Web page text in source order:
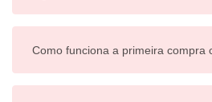
Como funciona a primeira compra